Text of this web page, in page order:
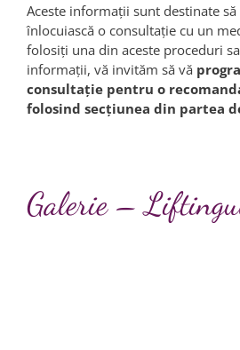
Aceste informaţii sunt destinate
înlocuiască o consultație cu un
folosiţi una din aceste proceduri
informaţii, vă invităm să vă
consultaţie pentru o
folosind secțiunea din partea
Galerie –